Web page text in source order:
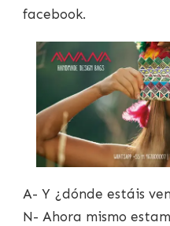
facebook.
A- Y ¿dónde estáis
N- Ahora mismo